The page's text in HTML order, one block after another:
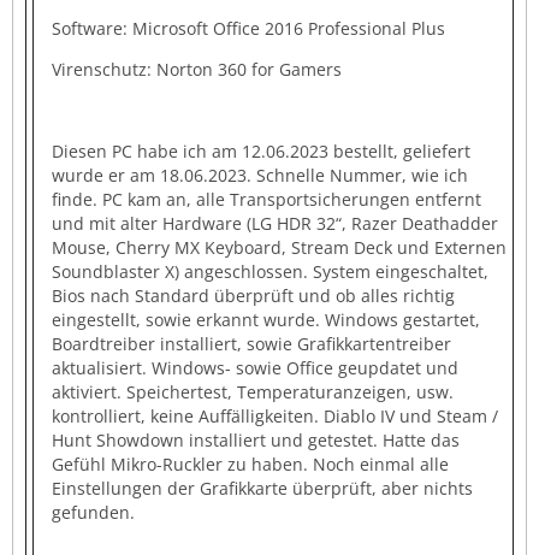
Software: Microsoft Office 2016 Professional Plus
Virenschutz: Norton 360 for Gamers
Diesen PC habe ich am 12.06.2023 bestellt, geliefert
wurde er am 18.06.2023. Schnelle Nummer, wie ich
finde. PC kam an, alle Transportsicherungen entfernt
und mit alter Hardware (LG HDR 32“, Razer Deathadder
Mouse, Cherry MX Keyboard, Stream Deck und Externen
Soundblaster X) angeschlossen. System eingeschaltet,
Bios nach Standard überprüft und ob alles richtig
eingestellt, sowie erkannt wurde. Windows gestartet,
Boardtreiber installiert, sowie Grafikkartentreiber
aktualisiert. Windows- sowie Office geupdatet und
aktiviert. Speichertest, Temperaturanzeigen, usw.
kontrolliert, keine Auffälligkeiten. Diablo IV und Steam /
Hunt Showdown installiert und getestet. Hatte das
Gefühl Mikro-Ruckler zu haben. Noch einmal alle
Einstellungen der Grafikkarte überprüft, aber nichts
gefunden.